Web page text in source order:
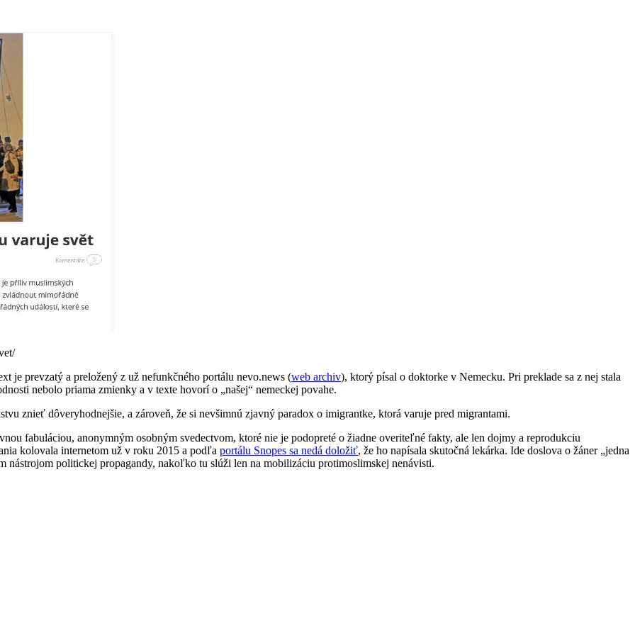
je prevzatý a preložený z už nefunkčného portálu nevo.news (web archiv), ktorý písal o doktorke v Nemecku. Pri preklade sa z nej stala
nebolo priama zmienky a v texte hovorí o „našej“ nemeckej povahe.
znieť dôveryhodnejšie, a zároveň, že si nevšimnú zjavný paradox o imigrantke, ktorá varuje pred migrantami.
fabuláciou, anonymným osobným svedectvom, ktoré nie je podopreté o žiadne overiteľné fakty, ale len dojmy a reprodukciu
kolovala internetom už v roku 2015 a podľa portálu Snopes sa nedá doložiť, že ho napísala skutočná lekárka. Ide doslova o žáner „jedna
nástrojom politickej propagandy, nakoľko tu slúži len na mobilizáciu protimoslimskej nenávisti.